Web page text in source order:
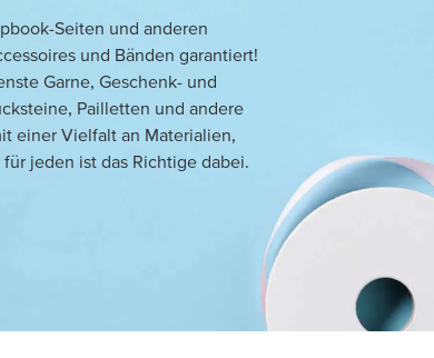
Seiten und anderen
und Bänden garantiert!
Garne, Geschenk- und
Pailletten und andere
einer Vielfalt an Materialien,
jeden ist das Richtige dabei.